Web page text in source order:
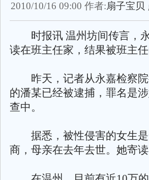
2010/10/16 09:00 作者:扇子宝贝
时报讯 温州坊间传言，永
读在班主任家，结果被班主任
昨天，记者从永嘉检察院
的潘某已经被逮捕，罪名是
查中。
据悉，被性侵害的女生是
商，母亲在去年去世。她寄